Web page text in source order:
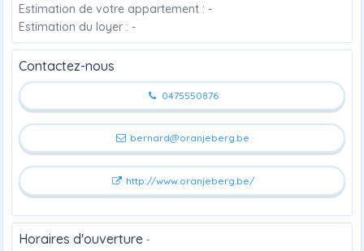
Estimation de votre appartement : -
Estimation du loyer : -
Contactez-nous
0475550876
bernard@oranjeberg.be
http://www.oranjeberg.be/
Horaires d'ouverture -